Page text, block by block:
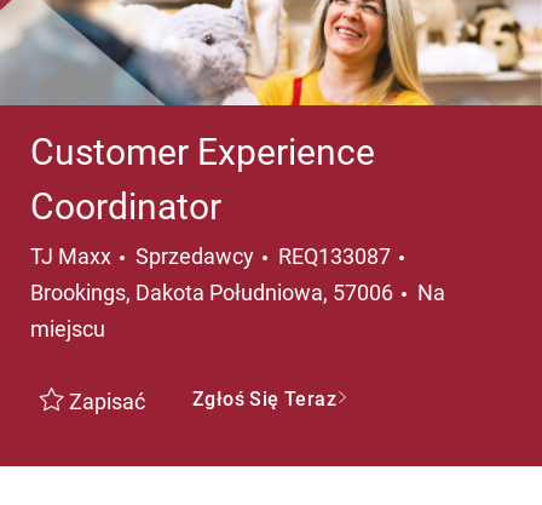
Customer Experience
Coordinator
TJ Maxx Kategoria
Sprzedawcy REQ133087
Brookings, Dakota Południowa, 57006
Na
miejscu
Zapisać Zgłoś Się Teraz